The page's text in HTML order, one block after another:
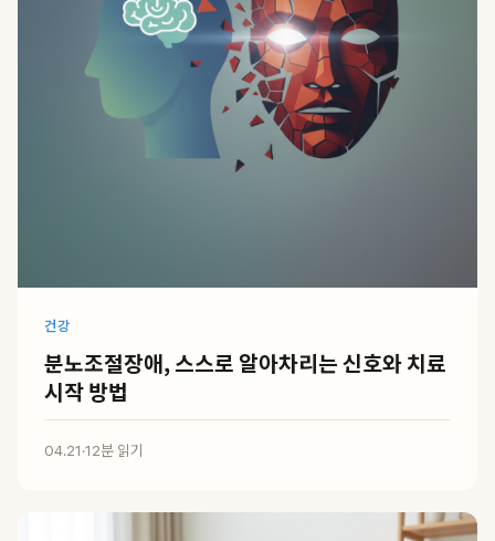
건강
분노조절장애, 스스로 알아차리는 신호와 치료
시작 방법
04.21·12분 읽기